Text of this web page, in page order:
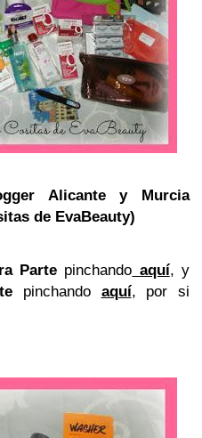
Alicante y Murcia
de EvaBeauty)
Parte pinchando aquí, y
pinchando aquí, por si